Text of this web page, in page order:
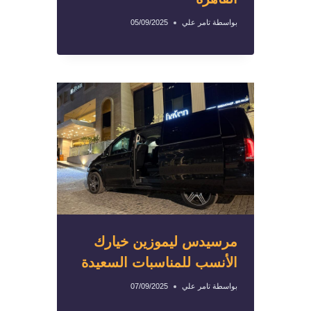
بواسطة تامر علي 05/09/2025
مرسيدس ليموزين خيارك
الأنسب للمناسبات السعيدة
بواسطة تامر علي 07/09/2025